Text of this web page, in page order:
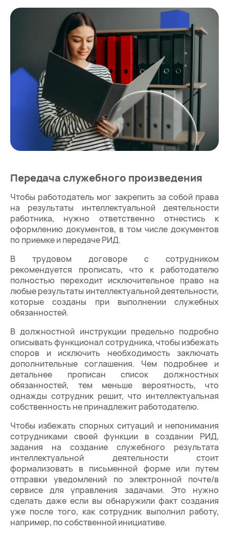
Передача служебного произведения
Чтобы работодатель мог закрепить за собой права
на результаты интеллектуальной деятельности
работника, нужно ответственно отнестись к
оформлению документов, в том числе документов
по приемке и передаче РИД.
В трудовом договоре с сотрудником
рекомендуется прописать, что к работодателю
полностью переходит исключительное право на
любые результаты интеллектуальной деятельности,
которые созданы при выполнении служебных
обязанностей.
В должностной инструкции предельно подробно
описывать функционал сотрудника, чтобы избежать
споров и исключить необходимость заключать
дополнительные соглашения. Чем подробнее и
детальнее прописан список должностных
обязанностей, тем меньше вероятность, что
однажды сотрудник решит, что интеллектуальная
собственность не принадлежит работодателю.
Чтобы избежать спорных ситуаций и непонимания
сотрудниками своей функции в создании РИД,
задания на создание служебного результата
интеллектуальной деятельности стоит
формализовать в письменной форме или путем
отправки уведомлений по электронной почте/в
сервисе для управления задачами. Это нужно
сделать даже если вы обнаружили факт создания
уже после того, как сотрудник выполнил работу,
например, по собственной инициативе.